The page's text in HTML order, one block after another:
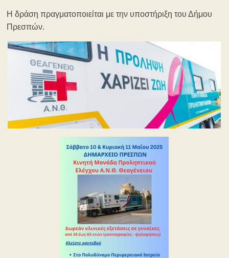
Η δράση πραγματοποιείται με την υποστήριξη του Δήμου
Πρεσπών.